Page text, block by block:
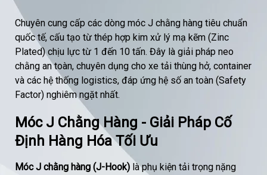
Chuyên cung cấp các dòng móc J chằng hàng tiêu chuẩn
quốc tế, cấu tạo từ thép hợp kim xử lý mạ kẽm (Zinc
Plated) chịu lực từ 1 đến 10 tấn. Đây là giải pháp neo
chằng an toàn, chuyên dụng cho xe tải thùng hở, container
và các hệ thống logistics, đáp ứng hệ số an toàn (Safety
Factor) nghiêm ngặt nhất.
Móc J Chằng Hàng - Giải Pháp Cố
Định Hàng Hóa Tối Ưu
Móc J chằng hàng (J-Hook) là phụ kiện tải trọng nặng